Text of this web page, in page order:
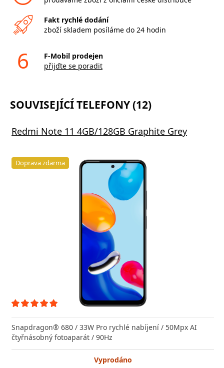
Fakt rychlé dodání
zboží skladem posíláme do 24 hodin
6
F-Mobil prodejen
přijďte se poradit
SOUVISEJÍCÍ TELEFONY (12)
Redmi Note 11 4GB/128GB Graphite Grey
Doprava zdarma
Snapdragon® 680 / 33W Pro rychlé nabíjení / 50Mpx AI
čtyřnásobný fotoaparát / 90Hz
Vyprodáno